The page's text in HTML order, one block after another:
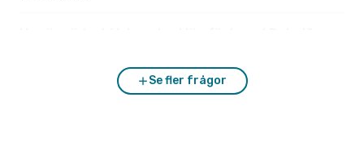
Se fler frågor